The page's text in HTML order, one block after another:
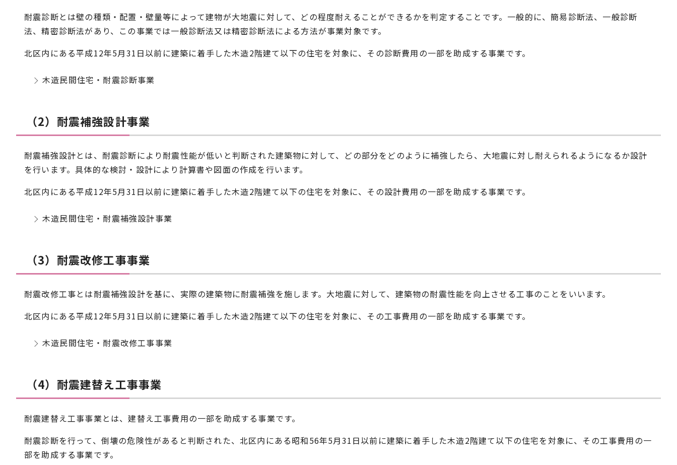
耐震診断とは壁の種類・配置・壁量等によって建物が大地震に対して、どの程度耐えることができるかを判定することです。一般的に、簡易診断法、一般診断
法、精密診断法があり、この事業では一般診断法又は精密診断法による方法が事業対象です。
北区内にある平成12年5月31日以前に建築に着手した木造2階建て以下の住宅を対象に、その診断費用の一部を助成する事業です。
木造民間住宅・耐震診断事業
（2）耐震補強設計事業
耐震補強設計とは、耐震診断により耐震性能が低いと判断された建築物に対して、どの部分をどのように補強したら、大地震に対し耐えられるようになるか設計
を行います。具体的な検討・設計により計算書や図面の作成を行います。
北区内にある平成12年5月31日以前に建築に着手した木造2階建て以下の住宅を対象に、その設計費用の一部を助成する事業です。
木造民間住宅・耐震補強設計事業
（3）耐震改修工事事業
耐震改修工事とは耐震補強設計を基に、実際の建築物に耐震補強を施します。大地震に対して、建築物の耐震性能を向上させる工事のことをいいます。
北区内にある平成12年5月31日以前に建築に着手した木造2階建て以下の住宅を対象に、その工事費用の一部を助成する事業です。
木造民間住宅・耐震改修工事事業
（4）耐震建替え工事事業
耐震建替え工事事業とは、建替え工事費用の一部を助成する事業です。
耐震診断を行って、倒壊の危険性があると判断された、北区内にある昭和56年5月31日以前に建築に着手した木造2階建て以下の住宅を対象に、その工事費用の一
部を助成する事業です。